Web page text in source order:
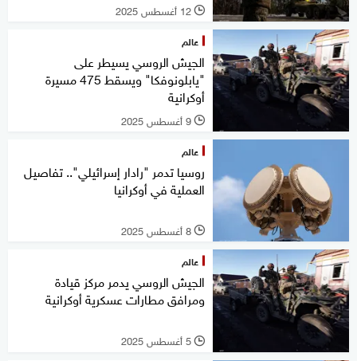
l 12 أغسطس 2025
عالم
الجيش الروسي يسيطر على
"يابلونوفكا" ويسقط 475 مسيرة
أوكرانية
l 9 أغسطس 2025
عالم
روسيا تدمر "رادار إسرائيلي".. تفاصيل
العملية في أوكرانيا
l 8 أغسطس 2025
عالم
الجيش الروسي يدمر مركز قيادة
ومرافق مطارات عسكرية أوكرانية
l 5 أغسطس 2025